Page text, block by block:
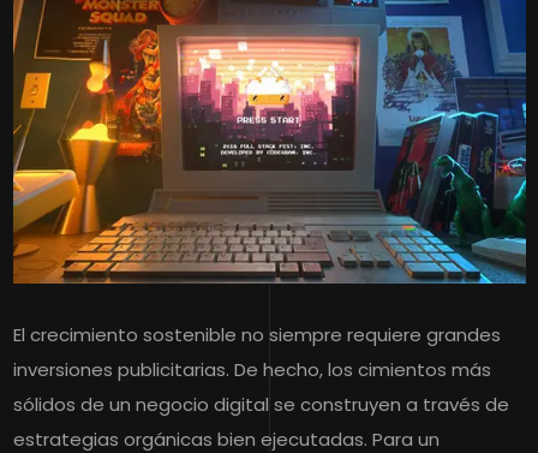
El crecimiento sostenible no siempre requiere grandes
inversiones publicitarias. De hecho, los cimientos más
sólidos de un negocio digital se construyen a través de
estrategias orgánicas bien ejecutadas. Para un